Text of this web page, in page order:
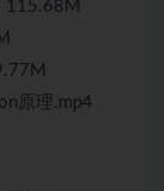
115.68M
原理.mp4